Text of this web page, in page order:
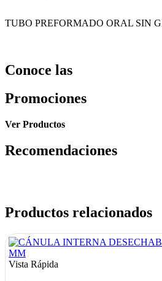
TUBO PREFORMADO ORAL SIN
Conoce las
Promociones
Ver Productos
Recomendaciones
Productos relacionados
Vista Rápida